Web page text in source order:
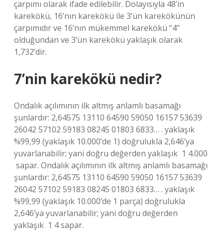
çarpımı olarak ifade edilebilir. Dolayısıyla 48’in
karekökü, 16’nın karekökü ile 3’ün karekökünün
çarpımıdır ve 16’nın mükemmel karekökü “4”
olduğundan ve 3’ün karekökü yaklaşık olarak
1,732’dir.
7’nin karekökü nedir?
Ondalık açılımının ilk altmış anlamlı basamağı
şunlardır: 2,64575 13110 64590 59050 16157 53639
26042 57102 59183 08245 01803 6833… . yaklaşık
%99,99 (yaklaşık 10.000’de 1) doğrulukla 2,646’ya
yuvarlanabilir; yani doğru değerden yaklaşık ⁠ 1 4.000
⁠ sapar. Ondalık açılımının ilk altmış anlamlı basamağı
şunlardır: 2,64575 13110 64590 59050 16157 53639
26042 57102 59183 08245 01803 6833… . yaklaşık
%99,99 (yaklaşık 10.000’de 1 parça) doğrulukla
2,646’ya yuvarlanabilir; yani doğru değerden
yaklaşık ⁠ 1 4 sapar.